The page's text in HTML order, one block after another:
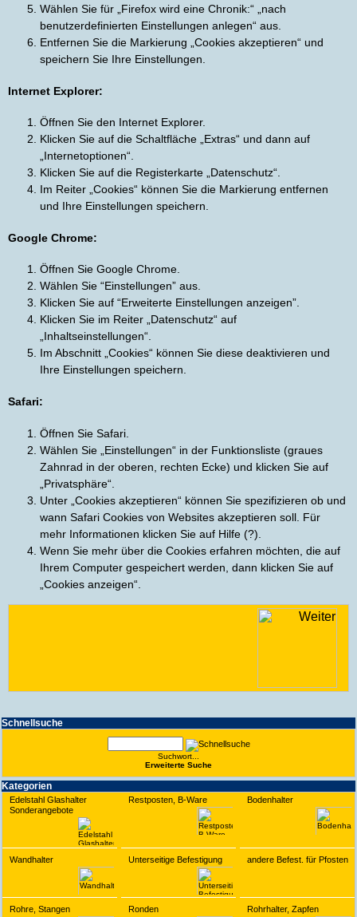
Schnell­suche
Suchwort...
Erwei­terte Suche
Kate­gorien
Edelstahl Glashalter
Sonderangebote
Restposten, B-Ware Bodenhalter
Wandhalter Unterseitige Befestigung andere Befest. für Pfosten
Rohre, Stangen Ronden Rohrhalter, Zapfen
Wählen Sie für „Firefox wird eine Chronik:“ „nach
benutzerdefinierten Einstellungen anlegen“ aus.
Entfernen Sie die Markierung „Cookies akzeptieren“ und
speichern Sie Ihre Einstellungen.
Internet Explorer:
Öffnen Sie den Internet Explorer.
Klicken Sie auf die Schaltfläche „Extras“ und dann auf
„Internetoptionen“.
Klicken Sie auf die Registerkarte „Datenschutz“.
Im Reiter „Cookies“ können Sie die Markierung entfernen
und Ihre Einstellungen speichern.
Google Chrome:
Öffnen Sie Google Chrome.
Wählen Sie “Einstellungen” aus.
Klicken Sie auf “Erweiterte Einstellungen anzeigen”.
Klicken Sie im Reiter „Datenschutz“ auf
„Inhaltseinstellungen“.
Im Abschnitt „Cookies“ können Sie diese deaktivieren und
Ihre Einstellungen speichern.
Safari:
Öffnen Sie Safari.
Wählen Sie „Einstellungen“ in der Funktionsliste (graues
Zahnrad in der oberen, rechten Ecke) und klicken Sie auf
„Privatsphäre“.
Unter „Cookies akzeptieren“ können Sie spezifizieren ob und
wann Safari Cookies von Websites akzeptieren soll. Für
mehr Informationen klicken Sie auf Hilfe (?).
Wenn Sie mehr über die Cookies erfahren möchten, die auf
Ihrem Computer gespeichert werden, dann klicken Sie auf
„Cookies anzeigen“.